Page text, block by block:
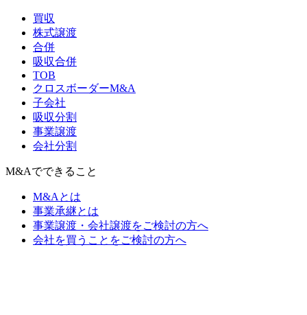
買収
株式譲渡
合併
吸収合併
TOB
クロスボーダーM&A
子会社
吸収分割
事業譲渡
会社分割
M&Aでできること
M&Aとは
事業承継とは
事業譲渡・会社譲渡をご検討の方へ
会社を買うことをご検討の方へ